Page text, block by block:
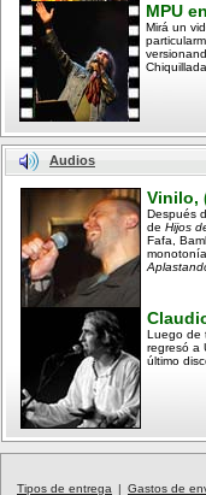
MPU
Mirá un
Audios
Vinilo,
Después
de Hijos
Fafa,
Luego de
regresó a
último
Tipos de entrega | Gastos de